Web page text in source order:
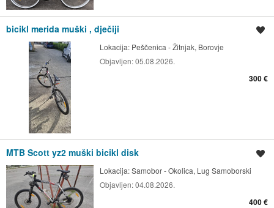
bicikl merida muški , dječiji
Lokacija: Peščenica - Žitnjak, Borovje
Objavljen:05.08.2026.
300 €
MTB Scott yz2 muški bicikl disk
Lokacija:Samobor - Okolica, Lug Samoborski
Objavljen:04.08.2026.
400 €